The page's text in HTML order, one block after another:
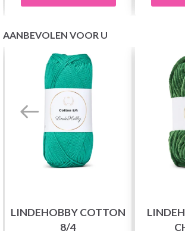
AANBEVOLEN VOOR U
LINDEHOBBY COTTON
8/4